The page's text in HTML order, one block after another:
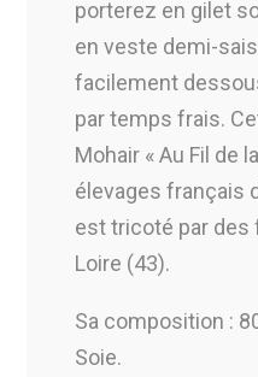
porterez en gilet
en veste demi-
facilement
par temps frais.
Mohair « Au Fil de
élevages français
est tricoté par des
Loire (43).
Sa composition :
Soie.